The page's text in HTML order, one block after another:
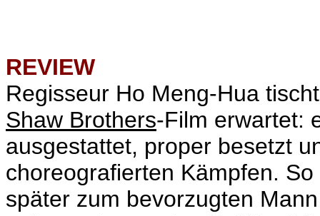
REVIEW
Regisseur Ho Meng-Hua
Shaw Brothers-Film erwartet:
ausgestattet, proper besetzt
choreografierten Kämpfen.
später zum bevorzugten